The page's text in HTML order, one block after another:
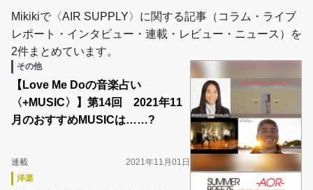
Mikikiで〈AIR SUPPLY〉に関する記事（コラム・ライブ
レポート・インタビュー・連載・レビュー・ニュース）を
2件まとめています。
その他
【Love Me Doの音楽占い
〈+MUSIC〉】第14回 2021年11
月のおすすめMUSICは……?
連載
2021年11月01日
洋楽